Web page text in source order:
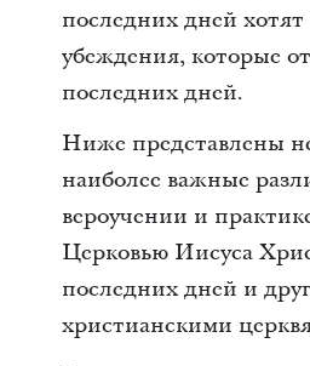
последних дней хотят
убеждения, которые
последних дней.
Ниже представлены
наиболее важные
вероучении и
Церковью Иисуса
последних дней и
христианскими